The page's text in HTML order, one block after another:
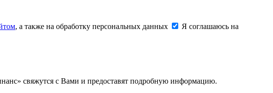
, а также на обработку персональных данных
Я соглашаюсь на
свяжутся с Вами и предоставят подробную информацию.